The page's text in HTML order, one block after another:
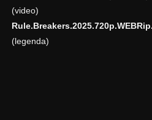
(video)
(legenda)